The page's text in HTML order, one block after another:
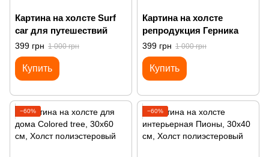
Картина на холсте Surf
car для путешествий
399 грн 1 000 грн
Купить
Картина на холсте
репродукция Герника
399 грн 1 000 грн
Купить
−60% −60%